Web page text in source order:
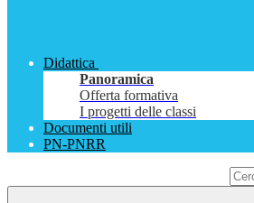
Didattica
Panoramica
Offerta formativa
I progetti delle classi
Documenti utili
PN-PNRR